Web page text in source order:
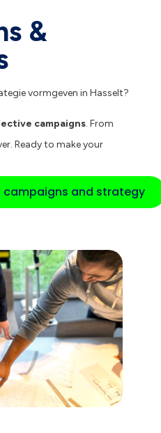
&
vormgeven in Hasselt?
campaigns. From
Ready to make your
campaigns and strategy